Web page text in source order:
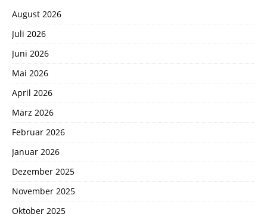
August 2026
Juli 2026
Juni 2026
Mai 2026
April 2026
März 2026
Februar 2026
Januar 2026
Dezember 2025
November 2025
Oktober 2025